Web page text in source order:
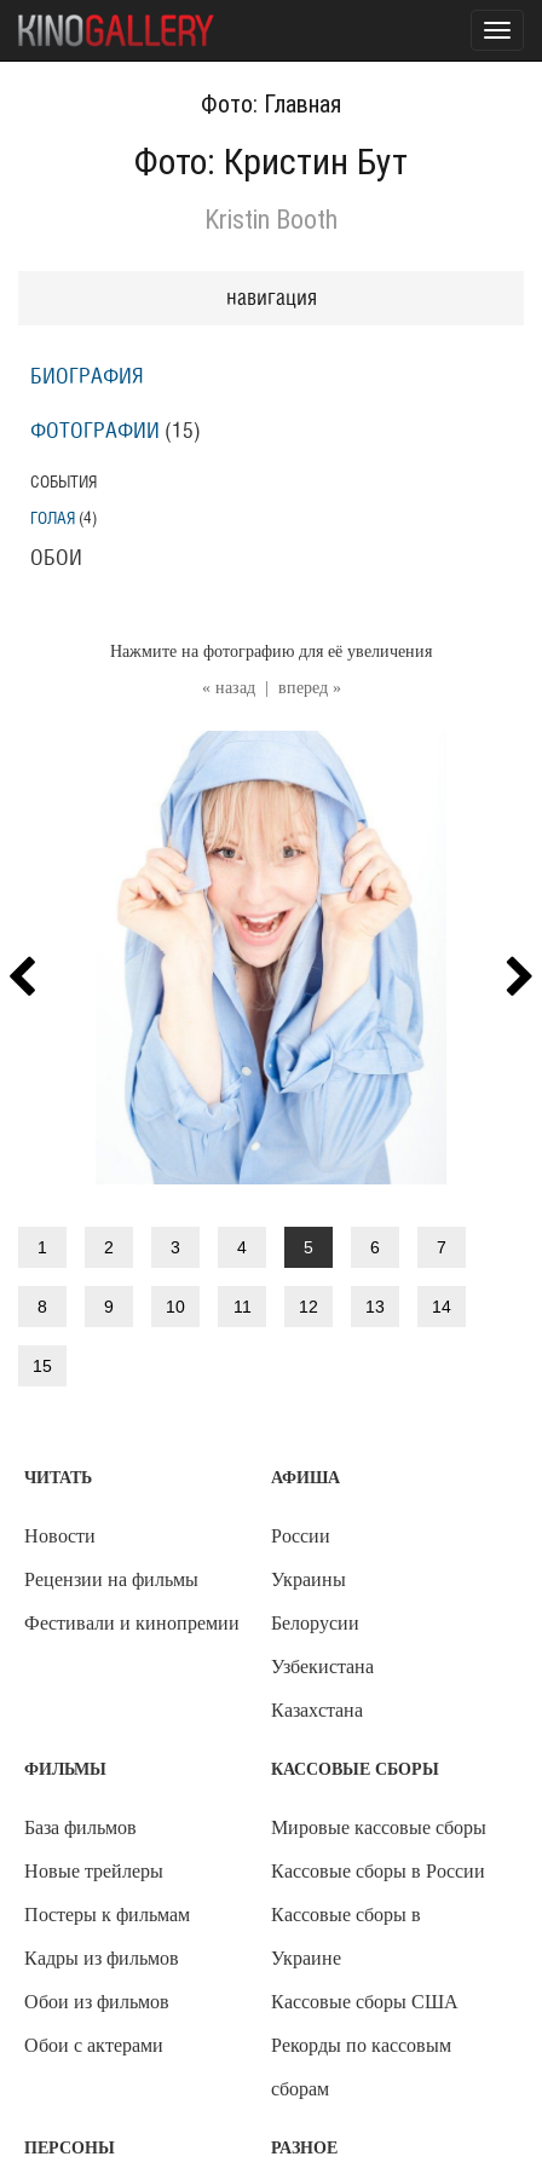
Фото: Главная
Фото: Кристин Бут
Kristin Booth
« назад вперед »
Нажмите на фотографию для её увеличения
1 2 3 4 5 6 7
8 9 10 11 12 13 14
15
навигация
БИОГРАФИЯ
ФОТОГРАФИИ (15)
СОБЫТИЯ
ГОЛАЯ (4)
ОБОИ
ЧИТАТЬ
Новости
Рецензии на фильмы
Фестивали и кинопремии
АФИША
России
Украины
Белорусии
Узбекистана
Казахстана
ФИЛЬМЫ
База фильмов
Новые трейлеры
Постеры к фильмам
Кадры из фильмов
Обои из фильмов
Обои с актерами
КАССОВЫЕ СБОРЫ
Мировые кассовые сборы
Кассовые сборы в России
Кассовые сборы в
Украине
Кассовые сборы США
Рекорды по кассовым
сборам
ПЕРСОНЫ РАЗНОЕ